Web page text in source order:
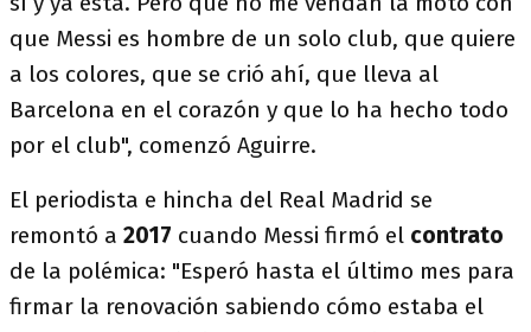
que Messi es hombre de un solo club, que quiere
a los colores, que se crió ahí, que lleva al
Barcelona en el corazón y que lo ha hecho todo
por el club", comenzó Aguirre.
El periodista e hincha del Real Madrid se
remontó a 2017 cuando Messi firmó el contrato
de la polémica: "Esperó hasta el último mes para
firmar la renovación sabiendo cómo estaba el